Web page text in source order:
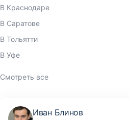
В Краснодаре
В Саратове
В Тольятти
В Уфе
Смотреть все
Иван Блинов